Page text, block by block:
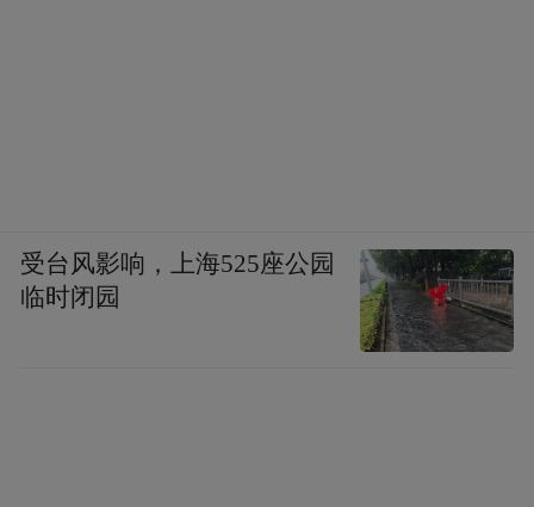
受台风影响，上海525座公园
临时闭园